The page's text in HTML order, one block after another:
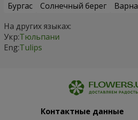
Бургас
Солнечный берег Варна
На других языках:
Укр:Тюльпани
Eng:Tulips
Контактные данные